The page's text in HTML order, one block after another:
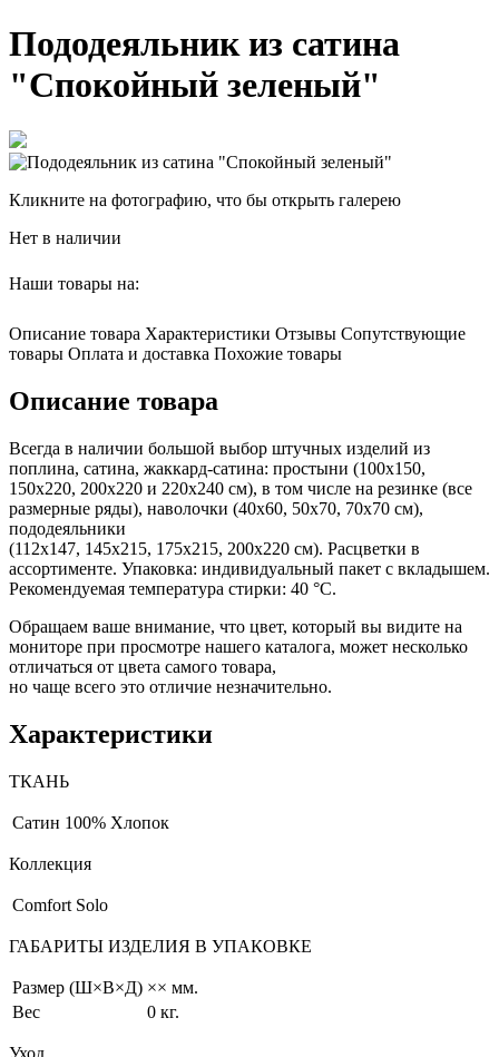
Пододеяльник из сатина
"Спокойный зеленый"
Кликните на фотографию, что бы открыть галерею
Нет в наличии
Наши товары на:
Описание товара Характеристики Отзывы Сопутствующие
товары Оплата и доставка Похожие товары
Описание товара
Всегда в наличии большой выбор штучных изделий из
поплина, сатина, жаккард-сатина: простыни (100х150,
150х220, 200х220 и 220х240 см), в том числе на резинке (все
размерные ряды), наволочки (40х60, 50х70, 70х70 см),
пододеяльники
(112х147, 145х215, 175х215, 200х220 см). Расцветки в
ассортименте. Упаковка: индивидуальный пакет с вкладышем.
Рекомендуемая температура стирки: 40 °С.
Обращаем ваше внимание, что цвет, который вы видите на
мониторе при просмотре нашего каталога, может несколько
отличаться от цвета самого товара,
но чаще всего это отличие незначительно.
Характеристики
ТКАНЬ
Сатин 100% Хлопок
Коллекция
Comfort Solo
ГАБАРИТЫ ИЗДЕЛИЯ В УПАКОВКЕ
Размер (Ш×В×Д) ×× мм.
Вес
0 кг.
Уход